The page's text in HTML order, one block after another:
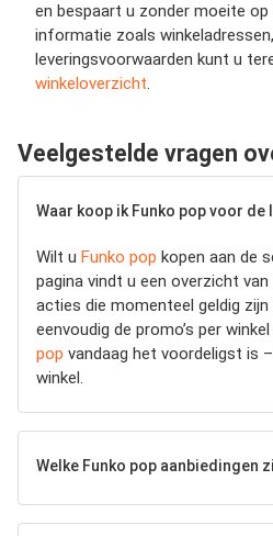
en bespaart u zonder moeite
informatie zoals
leveringsvoorwaarden kunt u
winkeloverzicht.
Veelgestelde vragen
Waar koop ik Funko pop voor
Wilt u Funko pop kopen aan de
pagina vindt u een overzicht
acties die momenteel geldig zijn
eenvoudig de promo’s per
pop vandaag het voordeligst is
winkel.
Welke Funko pop aanbiedingen